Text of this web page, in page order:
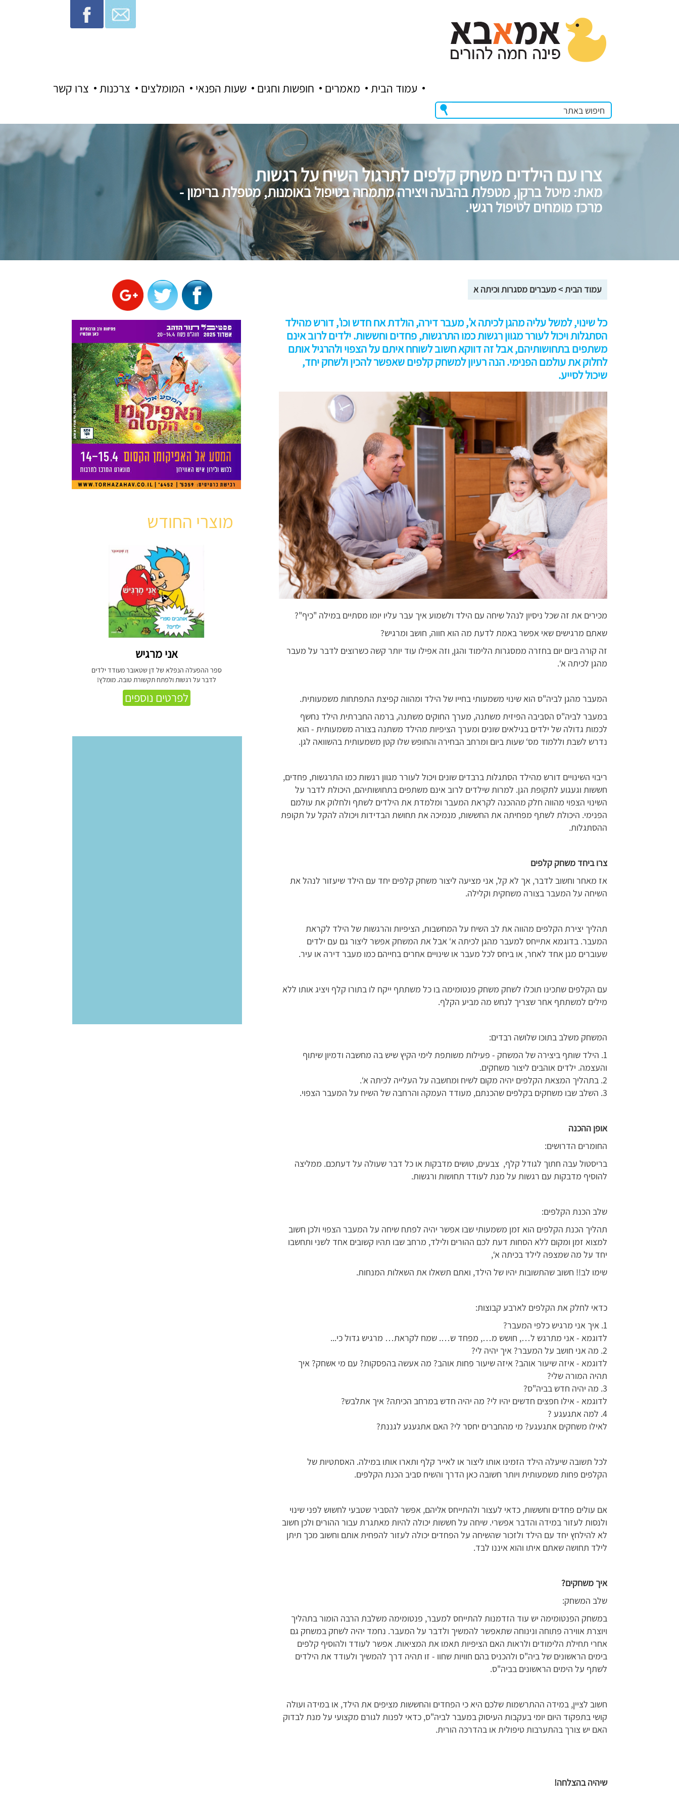
צרו קשר צרכנות המומלצים שעות הפנאי חופשות וחגים מאמרים עמוד הבית
צרו עם הילדים משחק קלפים לתרגול השיח על רגשות
מאת: מיטל ברקן, מטפלת בהבעה ויצירה מתמחה בטיפול באומנות, מטפלת ברימון -
מרכז מומחים לטיפול רגשי.
עמוד הבית>מעברים מסגרות וכיתה א
כל שינוי, למשל עליה מהגן לכיתה א', מעבר דירה, הולדת אח חדש וכו', דורש מהילד
הסתגלות ויכול לעורר מגוון רגשות כמו התרגשות, פחדים וחששות. ילדים לרוב אינם
משתפים בתחושותיהם, אבל זה דווקא חשוב לשוחח איתם על הצפוי ולהרגיל אותם
לחלוק את עולמם הפנימי. הנה רעיון למשחק קלפים שאפשר להכין ולשחק יחד,
שיכול לסייע.
מכירים את זה שכל ניסיון לנהל שיחה עם הילד ולשמוע איך עבר עליו יומו מסתיים במילה "כיף"?
שאתם מרגישים שאי אפשר באמת לדעת מה הוא חווה, חושב ומרגיש?
זה קורה ביום יום בחזרה ממסגרות הלימוד והגן, וזה אפילו עוד יותר קשה כשרוצים לדבר על מעבר
מהגן לכיתה א‘.
המעבר מהגן לביה"ס הוא שינוי משמעותי בחייו של הילד ומהווה קפיצת התפתחות משמעותית.
במעבר לביה"ס הסביבה הפיזית משתנה, מערך החוקים משתנה, ברמה החברתית הילד נחשף
לכמות גדולה של ילדים בגילאים שונים ומערך הציפיות מהילד משתנה בצורה משמעותית - הוא
נדרש לשבת וללמוד מס‘ שעות ביום ומרחב הבחירה והחופש שלו קטן משמעותית בהשוואה לגן.
ריבוי השינויים דורש מהילד הסתגלות ברבדים שונים ויכול לעורר מגוון רגשות כמו התרגשות, פחדים,
חששות וגעגוע לתקופת הגן. למרות שילדים לרוב אינם משתפים בתחושותיהם, היכולת לדבר על
השינוי הצפוי מהווה חלק מההכנה לקראת המעבר ומלמדת את הילדים לשתף ולחלוק את עולמם
הפנימי. היכולת לשתף מפחיתה את החששות, מנמיכה את תחושת הבדידות ויכולה להקל על תקופת
ההסתגלות.
צרו ביחד משחק קלפים
אז מאחר וחשוב לדבר, אך לא קל, אני מציעה ליצור משחק קלפים יחד עם הילד שיעזור לנהל את
השיחה על המעבר בצורה משחקית וקלילה.
תהליך יצירת הקלפים מהווה את לב השיח על המחשבות, הציפיות והרגשות של הילד לקראת
המעבר. בדוגמא אתייחס למעבר מהגן לכיתה א‘ אבל את המשחק אפשר ליצור גם עם ילדים
שעוברים מגן אחד לאחר, או ביחס לכל מעבר או שינויים אחרים בחייהם כמו מעבר דירה או עיר.
עם הקלפים שתכינו תוכלו לשחק משחק פנטומימה בו כל משתתף ייקח לו בתורו קלף ויציג אותו ללא
מילים למשתתף אחר שצריך לנחש מה מביע הקלף.
המשחק משלב בתוכו שלושה רבדים:
1. הילד שותף ביצירה של המשחק - פעילות משותפת לימי הקיץ שיש בה מחשבה ודמיון שיתוף
והעצמה. ילדים אוהבים ליצור משחקים.
2. בתהליך המצאת הקלפים יהיה מקום לשיח ומחשבה על העלייה לכיתה א‘.
3. השלב שבו משחקים בקלפים שהכנתם, מעודד העמקה והרחבה של השיח על המעבר הצפוי.
אופן ההכנה
החומרים הדרושים:
בריסטול עבה חתוך לגודל קלף, צבעים, טושים מדבקות או כל דבר שעולה על דעתכם. ממליצה
להוסיף מדבקות עם רגשות על מנת לעודד תחושות ורגשות.
שלב הכנת הקלפים:
תהליך הכנת הקלפים הוא זמן משמעותי שבו אפשר יהיה לפתח שיחה על המעבר הצפוי ולכן חשוב
למצוא זמן ומקום ללא הסחות דעת לכם ההורים ולילד, מרחב שבו תהיו קשובים אחד לשני ותחשבו
יחד על מה שמצפה לילד בכיתה א‘,
שימו לב!! חשוב שהתשובות יהיו של הילד, ואתם תשאלו את השאלות המנחות.
כדאי לחלק את הקלפים לארבע קבוצות:
1. איך אני מרגיש כלפי המעבר?
לדוגמא - אני מתרגש ל…, חושש מ…, מפחד ש…. שמח לקראת… מרגיש גדול כי...
2. מה אני חושב על המעבר? איך יהיה לי?
לדוגמא - איזה שיעור אוהב? איזה שיעור פחות אוהב? מה אעשה בהפסקות? עם מי אשחק? איך
תהיה המורה שלי?
3. מה יהיה חדש בביה"ס?
לדוגמא - אילו חפצים חדשים יהיו לי? מה יהיה חדש במרחב הכיתה? איך אתלבש?
4. למה אתגעגע ?
לאילו משחקים אתגעגע? מי מהחברים יחסר לי? האם אתגעגע לגננת?
לכל תשובה שיעלה הילד הזמינו אותו ליצור או לאייר קלף ותארו אותו במילה. האסתטיות של
הקלפים פחות משמעותית ויותר חשובה כאן הדרך והשיח סביב הכנת הקלפים.
אם עולים פחדים וחששות, כדאי לעצור ולהתייחס אליהם, אפשר להסביר שטבעי לחשוש לפני שינוי
ולנסות לעזור במידה והדבר אפשרי. שיחה על חששות יכולה להיות מאתגרת עבור ההורים ולכן חשוב
לא להילחץ יחד עם הילד ולזכור שהשיחה על הפחדים יכולה לעזור להפחית אותם וחשוב מכך תיתן
לילד תחושה שאתם איתו והוא איננו לבד.
איך משחקים?
שלב המשחק:
במשחק הפנטומימה יש עוד הזדמנות להתייחס למעבר, פנטומימה משלבת הרבה הומור בתהליך
ויוצרת אווירה פתוחה ונינוחה שתאפשר להמשיך ולדבר על המעבר. נחמד יהיה לשחק במשחק גם
אחרי תחילת הלימודים ולראות האם הציפיות תאמו את המציאות. אפשר לעודד ולהוסיף קלפים
בימים הראשונים של ביה"ס ולהכניס בהם חוויות שחוו - זו תהיה דרך להמשיך ולעודד את הילדים
לשתף על הימים הראשונים בביה"ס.
חשוב לציין, במידה ההתרשמות שלכם היא כי הפחדים והחששות מציפים את הילד, או במידה ועולה
קושי בתפקוד היום יומי בעקבות העיסוק במעבר לביה"ס, כדאי לפנות לגורם מקצועי על מנת לבדוק
האם יש צורך בהתערבות טיפולית או בהדרכה הורית.
שיהיה בהצלחה!
מוצרי החודש
אני מרגיש
ספר ההפעלה הנפלא של דן שטאובר מעודד ילדים
לדבר על רגשות ולפתח תקשורת טובה. מומלץ!
לפרטים נוספים